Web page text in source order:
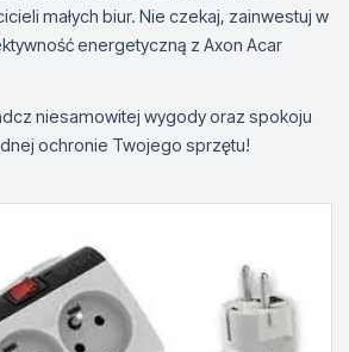
małych biur. Nie czekaj, zainwestuj w
energetyczną z Axon Acar
niesamowitej wygody oraz spokoju
ochronie Twojego sprzętu!